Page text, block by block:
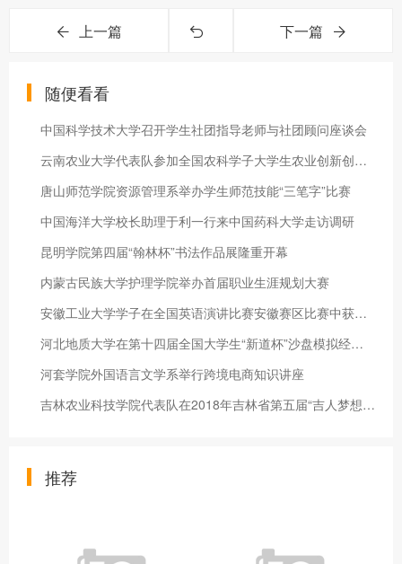
上一篇 下一篇
随便看看
中国科学技术大学召开学生社团指导老师与社团顾问座谈会
云南农业大学代表队参加全国农科学子大学生农业创新创业大赛决赛
唐山师范学院资源管理系举办学生师范技能“三笔字”比赛
中国海洋大学校长助理于利一行来中国药科大学走访调研
昆明学院第四届“翰林杯”书法作品展隆重开幕
内蒙古民族大学护理学院举办首届职业生涯规划大赛
安徽工业大学学子在全国英语演讲比赛安徽赛区比赛中获佳绩
河北地质大学在第十四届全国大学生“新道杯”沙盘模拟经营大赛全
河套学院外国语言文学系举行跨境电商知识讲座
吉林农业科技学院代表队在2018年吉林省第五届“吉人梦想杯”大学
推荐